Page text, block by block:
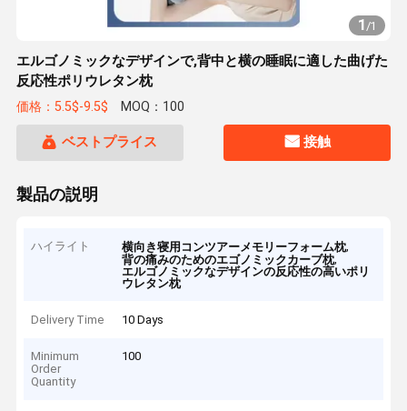
1/1
エルゴノミックなデザインで,背中と横の睡眠に適した曲げた
反応性ポリウレタン枕
価格：5.5$-9.5$ MOQ：100
ベストプライス 接触
製品の説明
ハイライト 横向き寝用コンツアーメモリーフォーム枕,
背の痛みのためのエゴノミックカーブ枕,
エルゴノミックなデザインの反応性の高いポリ
ウレタン枕
Delivery Time 10 Days
Minimum
Order
Quantity
100